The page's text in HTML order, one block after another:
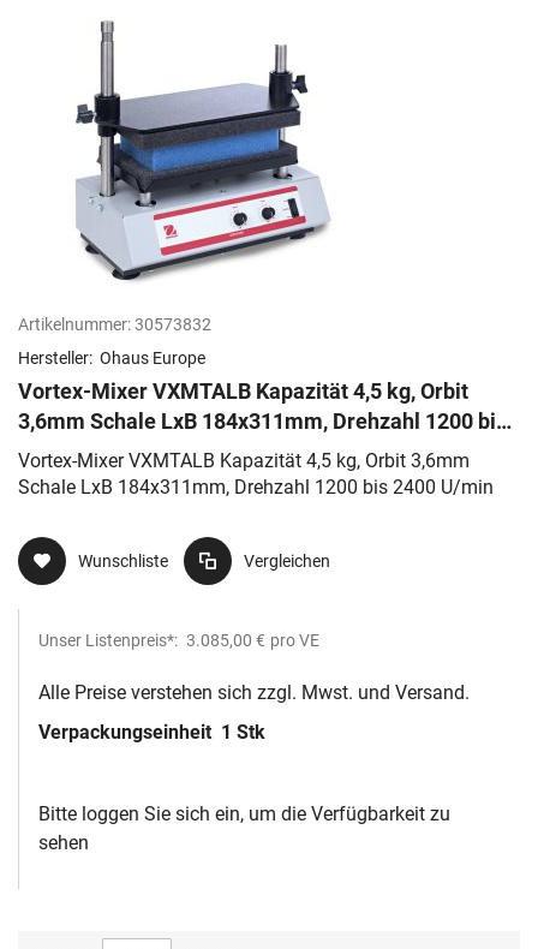
Artikelnummer:30573832
Hersteller: Ohaus Europe
Vortex-Mixer VXMTALB Kapazität 4,5 kg, Orbit
3,6mm Schale LxB 184x311mm, Drehzahl 1200 bis
2400 U/min
Vortex-Mixer VXMTALB Kapazität 4,5 kg, Orbit 3,6mm
Schale LxB 184x311mm, Drehzahl 1200 bis 2400 U/min
Wunschliste Vergleichen
Unser Listenpreis*: 3.085,00 € pro VE
Alle Preise verstehen sich zzgl. Mwst. und Versand.
Verpackungseinheit 1 Stk
Bitte loggen Sie sich ein, um die Verfügbarkeit zu
sehen